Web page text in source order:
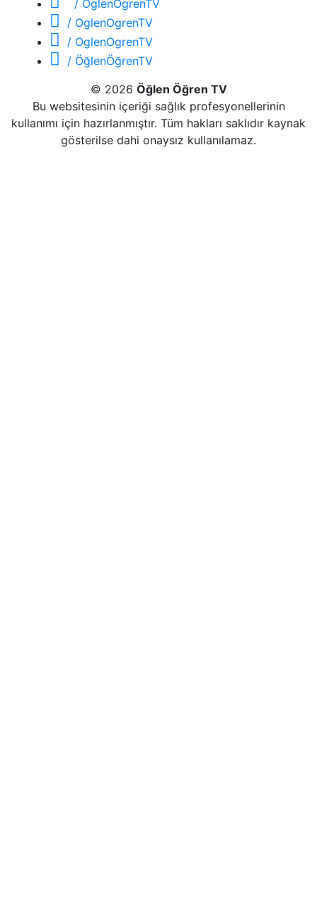
/ OglenOgrenTV
/ OglenOgrenTV
/ OglenOgrenTV
/ ÖğlenÖğrenTV
© 2026 Öğlen Öğren TV
Bu websitesinin içeriği sağlık profesyonellerinin
kullanımı için hazırlanmıştır. Tüm hakları saklıdır kaynak
gösterilse dahi onaysız kullanılamaz.